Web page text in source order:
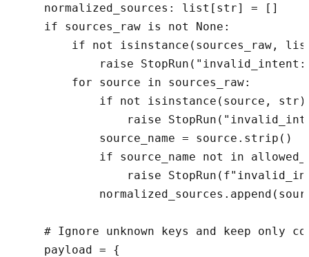
    normalized_sources: list[str] = []
    if sources_raw is not None:
if not isinstance(sources_raw,
raise
        for source in sources_raw:
if not isinstance(source,
raise
            source_name = source.strip()
if source_name not in
raise
# Ignore unknown keys and keep only
    payload = {